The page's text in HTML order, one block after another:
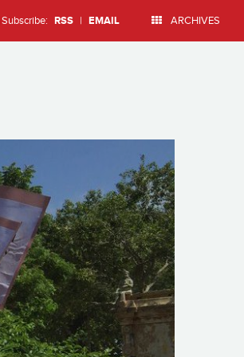
Subscribe: RSS | EMAIL ARCHIVES